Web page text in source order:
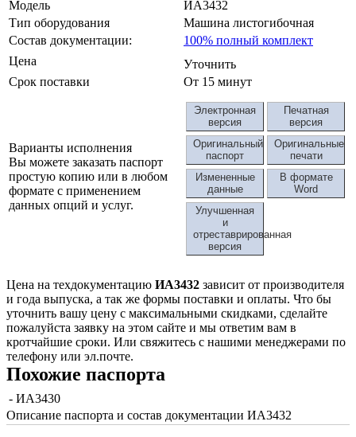
Модель
ИА3432
Тип оборудования
Машина листогибочная
Состав документации:
100% полный комплект
Цена
Уточнить
Срок поставки
От 15 минут
Варианты исполнения
Вы можете заказать паспорт
простую копию или в любом
формате с применением
данных опций и услуг.
Электронная
версия
Печатная
версия
Оригинальный
паспорт
Оригинальные
печати
Измененные
данные
В формате
Word
Улучшенная
и
отреставрированная
версия
Цена на техдокументацию ИА3432 зависит от производителя
и года выпуска, а так же формы поставки и оплаты. Что бы
уточнить вашу цену с максимальными скидками, сделайте
пожалуйста заявку на этом сайте и мы ответим вам в
кротчайшие сроки. Или свяжитесь с нашими менеджерами по
телефону или эл.почте.
Похожие паспорта
- ИА3430
Описание паспорта и состав документации ИА3432